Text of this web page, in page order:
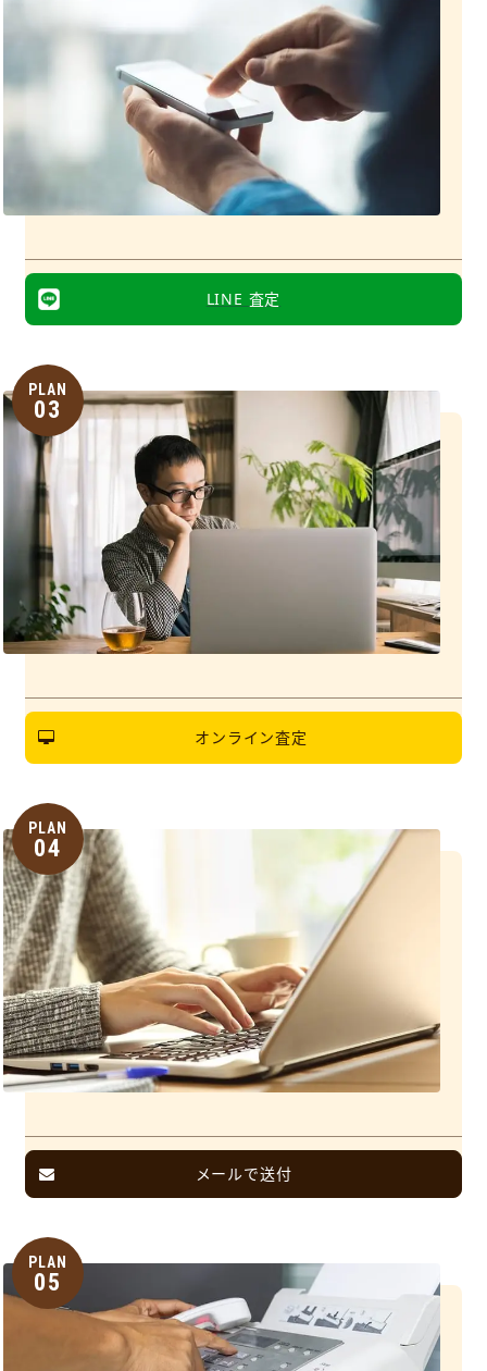
LINE 査定
PLAN
03
オンライン査定
PLAN
04
メールで送付
PLAN
05